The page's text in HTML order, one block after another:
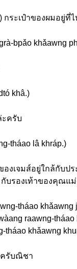
กระเป๋าของผมอยู่ที่
bpǎo khǎawng
khâ.)
ะครับ
tháao lâ khráp.)
งเจมส์อยู่ใกล้กับปร
บรองเท้าของคุณแ
tháao khǎawng
raawng-
tháao khǎawng
รับณิชา